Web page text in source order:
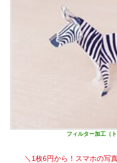
フィルター加工（
＼1枚6円から！スマホの写